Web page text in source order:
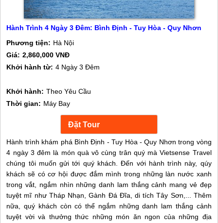
Hành Trình 4 Ngày 3 Đêm: Bình Định - Tuy Hòa - Quy Nhơn
Phương tiện: Hà Nội
Giá: 2,860,000 VNĐ
Khởi hành từ: 4 Ngày 3 Đêm
Khởi hành: Theo Yêu Cầu
Thời gian: Máy Bay
Hành trình khám phá Bình Định - Tuy Hòa - Quy Nhơn trong vòng
4 ngày 3 đêm là món quà vô cùng trân quý mà Vietsense Travel
chúng tôi muốn gửi tới quý khách. Đến với hành trình này, qúy
khách sẽ có cơ hội được đắm mình trong những làn nước xanh
trong vắt, ngắm nhìn những danh lam thắng cảnh mang vẻ đẹp
tuyệt mĩ như Tháp Nhạn, Gành Đá Đĩa, di tích Tây Sơn,... Thêm
nữa, quý khách còn có thể ngắm những danh lam thắng cảnh
tuyệt vời và thưởng thức những món ăn ngon của những địa